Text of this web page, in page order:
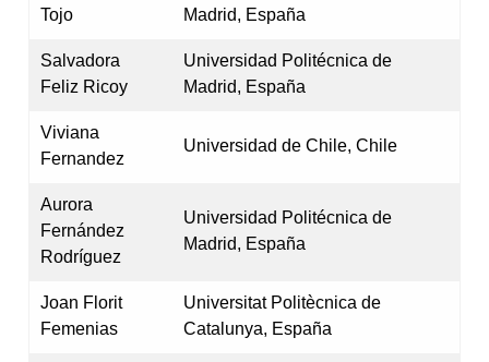
Tojo
Madrid, España
Salvadora
Feliz Ricoy
Universidad Politécnica de
Madrid, España
Viviana
Fernandez
Universidad de Chile, Chile
Aurora
Fernández
Rodríguez
Universidad Politécnica de
Madrid, España
Joan Florit
Femenias
Universitat Politècnica de
Catalunya, España